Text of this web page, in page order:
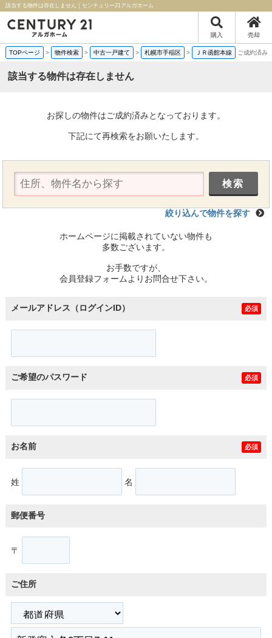
該当する物件は存在しません｜センチュリー21アルガホーム
購入 売却
TOPページ > 物件検索 > 中古一戸建て > 札幌市手稲区 > ＪＲ函館本線 ご成約済み
該当する物件は存在しません
お探しの物件はご成約済みとなっております。
下記にて再検索をお願いたします。
絞り込んで物件を探す
ホームページに掲載されていない物件も
多数ございます。
お手数ですが、
会員登録フォームよりお問合せ下さい。
メールアドレス（ログインID） 必須
ご希望のパスワード 必須
お名前 必須
姓 名
郵便番号
〒
ご住所